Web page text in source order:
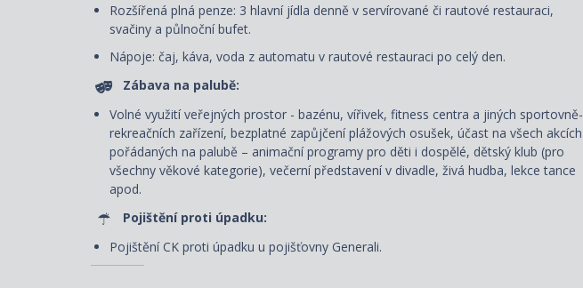
Rozšířená plná penze: 3 hlavní jídla denně v servírované či rautové restauraci,
svačiny a půlnoční bufet.
Nápoje: čaj, káva, voda z automatu v rautové restauraci po celý den.
Zábava na palubě:
Volné využití veřejných prostor - bazénu, vířivek, fitness centra a jiných sportovně-
rekreačních zařízení, bezplatné zapůjčení plážových osušek, účast na všech akcích
pořádaných na palubě – animační programy pro děti i dospělé, dětský klub (pro
všechny věkové kategorie), večerní představení v divadle, živá hudba, lekce tance
apod.
Pojištění proti úpadku:
Pojištění CK proti úpadku u pojišťovny Generali.